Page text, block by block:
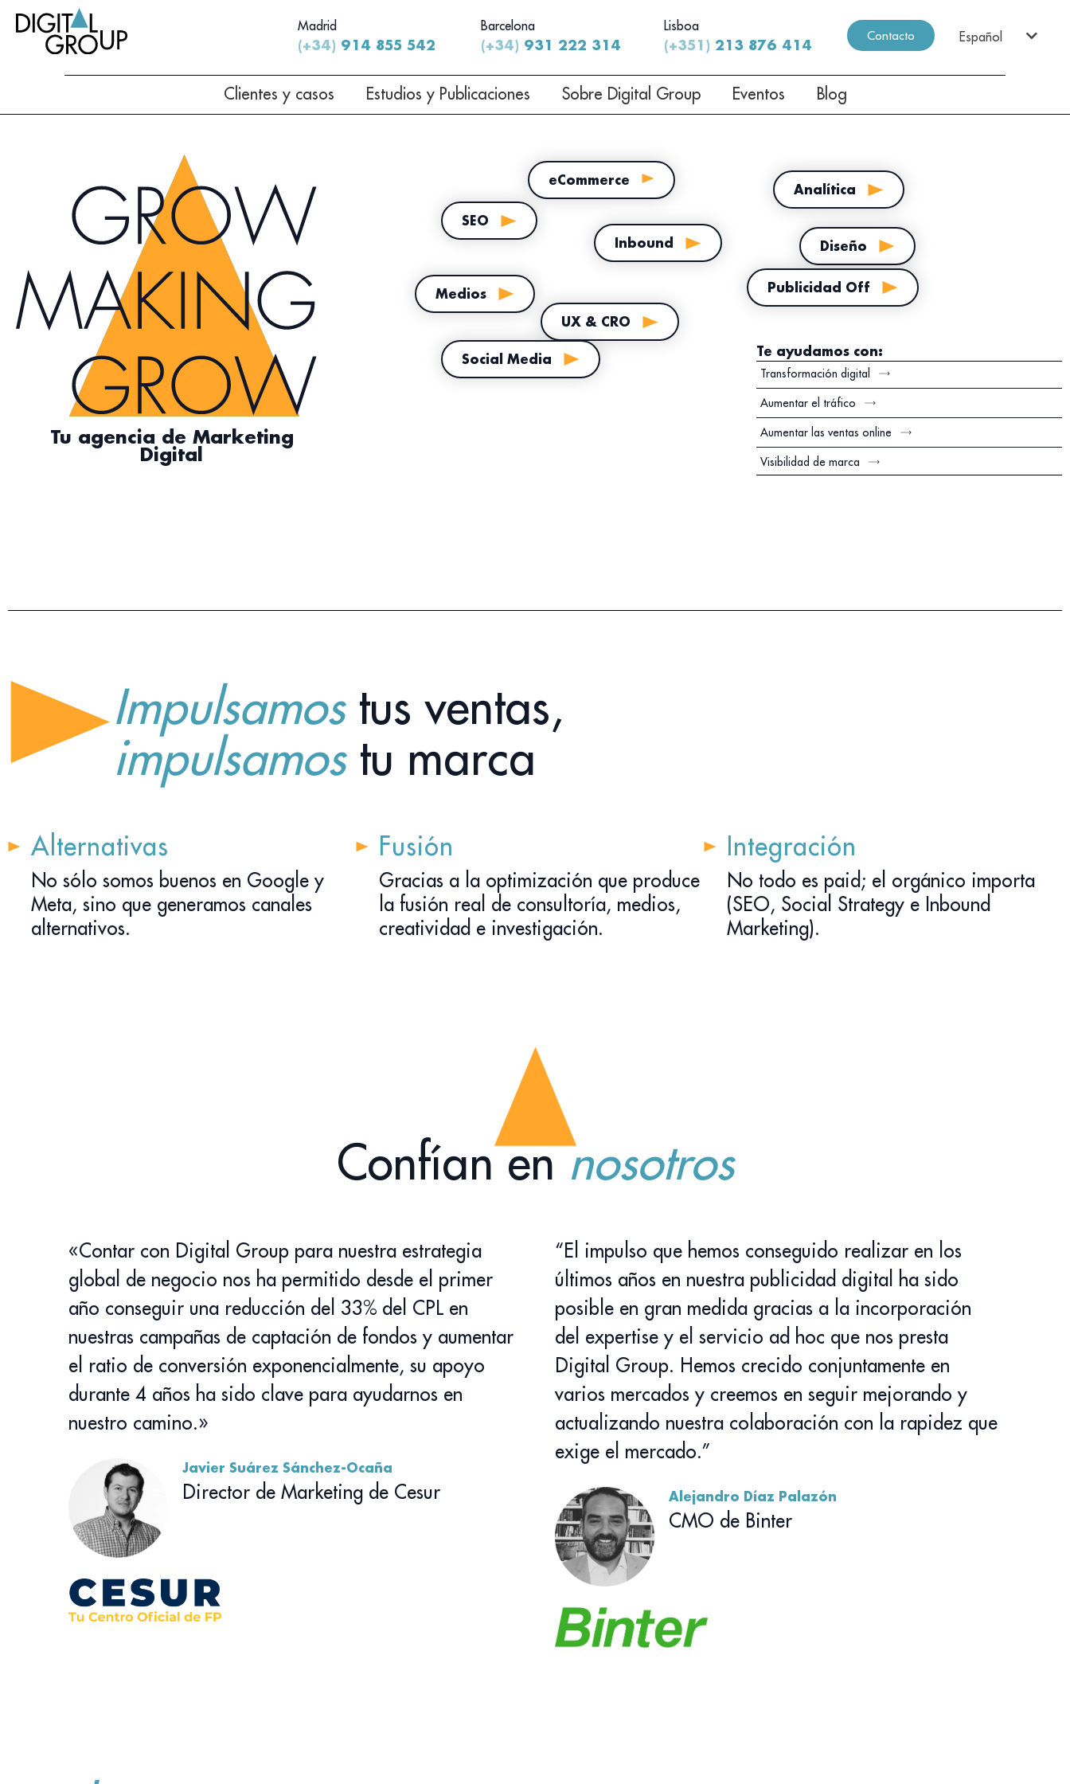
Madrid
(+34) 914 855 542
Barcelona
(+34) 931 222 314
Lisboa
(+351) 213 876 414
Contacto Español
Clientes y casos Estudios y Publicaciones Sobre Digital Group Eventos Blog
Tu agencia de Marketing
Digital
eCommerce
Analítica
SEO
Inbound
Diseño
Medios Publicidad Off
UX & CRO
Social Media Te ayudamos con:
Transformación digital
Aumentar el tráfico
Aumentar las ventas online
Visibilidad de marca
Impulsamos tus ventas,
impulsamos tu marca
Alternativas
No sólo somos buenos en Google y
Meta, sino que generamos canales
alternativos.
Fusión
Gracias a la optimización que produce
la fusión real de consultoría, medios,
creatividad e investigación.
Integración
No todo es paid; el orgánico importa
(SEO, Social Strategy e Inbound
Marketing).
Confían ennosotros
«Contar con Digital Group para nuestra estrategia
global de negocio nos ha permitido desde el primer
año conseguir una reducción del 33% del CPL en
nuestras campañas de captación de fondos y aumentar
el ratio de conversión exponencialmente, su apoyo
durante 4 años ha sido clave para ayudarnos en
nuestro camino.»
Javier Suárez Sánchez-Ocaña
Director de Marketing de Cesur
“El impulso que hemos conseguido realizar en los
últimos años en nuestra publicidad digital ha sido
posible en gran medida gracias a la incorporación
del expertise y el servicio ad hoc que nos presta
Digital Group. Hemos crecido conjuntamente en
varios mercados y creemos en seguir mejorando y
actualizando nuestra colaboración con la rapidez que
exige el mercado.”
Alejandro Díaz Palazón
CMO de Binter